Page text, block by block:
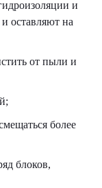
и
оставляют на
от пыли и
более
блоков,